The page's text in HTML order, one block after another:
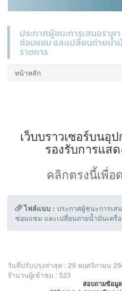
ประกาศผู้ชนะการเสนอราค
ซ่อมแซม และเปลี่ยนถ่ายน้ำ
ราชการ
หน้าหลัก
เว็บบราวเซอร์บนอุ
รองรับการแส
คลิกตรงนี้เพื่อ
ไฟล์แนบ : ประกาศผู้ชนะการเส
ซ่อมแซม และเปลี่ยนถ่ายน้ำมันเครื่
วันที่ปรับปรุงล่าสุด : 29 พฤศจิกายน
จำนวนผู้เข้าชม : 523
สอบถามข้อมูล